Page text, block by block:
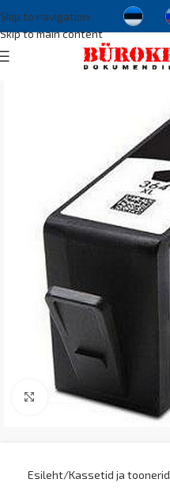
Skip to navigation
Skip to main content
Kliki suurendamiseks
Esileht Kassetid ja toonerid